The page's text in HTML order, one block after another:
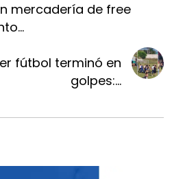
mercadería de free
fútbol terminó en
golpes:...